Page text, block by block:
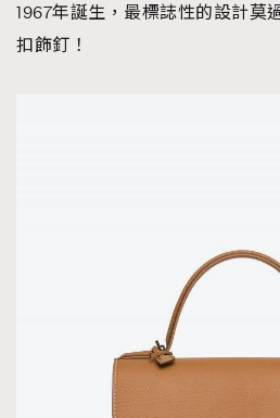
1967年誕生，最標誌性的設計莫
扣飾釘！